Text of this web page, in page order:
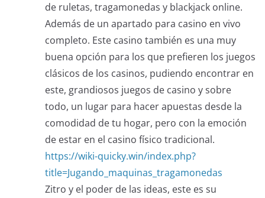
de ruletas, tragamonedas y blackjack online.
Además de un apartado para casino en vivo
completo. Este casino también es una muy
buena opción para los que prefieren los juegos
clásicos de los casinos, pudiendo encontrar en
este, grandiosos juegos de casino y sobre
todo, un lugar para hacer apuestas desde la
comodidad de tu hogar, pero con la emoción
de estar en el casino físico tradicional.
https://wiki-quicky.win/index.php?
title=Jugando_maquinas_tragamonedas
Zitro y el poder de las ideas, este es su